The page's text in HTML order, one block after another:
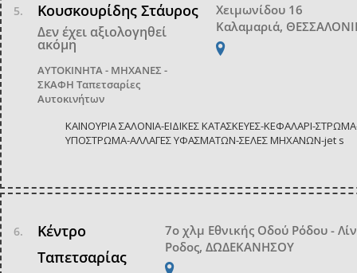
Κουσκουρίδης Στάυρος
Δεν έχει αξιολογηθεί
ακόμη
ΑΥΤΟΚΙΝΗΤΑ - ΜΗΧΑΝΕΣ -
ΣΚΑΦΗ Ταπετσαρίες
Αυτοκινήτων
Χειμωνίδου 16
Καλαμαριά,
ΚΑΙΝΟΥΡΙΑ ΣΑΛΟΝΙΑ-ΕΙΔΙΚΕΣ ΚΑΤΑΣΚΕΥΕΣ-ΚΕΦΑΛΑΡΙ-
ΥΠΟΣΤΡΩΜΑ-ΑΛΛΑΓΕΣ ΥΦΑΣΜΑΤΩΝ-ΣΕΛΕΣ ΜΗΧΑΝΩΝ-jet s
Κέντρο
Ταπετσαρίας
7ο χλμ Εθνικής Οδού Ρόδου -
Ροδος, ΔΩΔΕΚΑΝΗΣΟΥ